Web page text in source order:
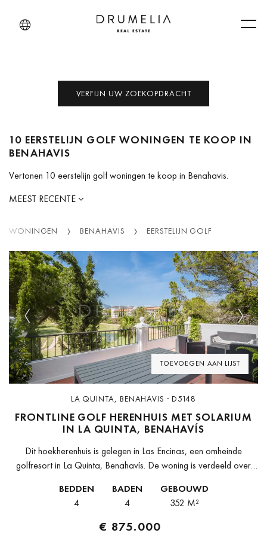
VERFIJN UW ZOEKOPDRACHT
10 EERSTELIJN GOLF WONINGEN TE KOOP IN
BENAHAVIS
Vertonen 10 eerstelijn golf woningen te koop in Benahavis.
MEEST RECENTE
WONINGEN BENAHAVIS EERSTELIJN GOLF
TOEVOEGEN AAN LIJST
Previous Next
LA QUINTA, BENAHAVIS · D5148
FRONTLINE GOLF HERENHUIS MET SOLARIUM
IN LA QUINTA, BENAHAVÍS
Dit hoekherenhuis is gelegen in Las Encinas, een omheinde
golfresort in La Quinta, Benahavís. De woning is verdeeld over
BEDDEN
4
BADEN
4
GEBOUWD
352 M²
€ 875.000